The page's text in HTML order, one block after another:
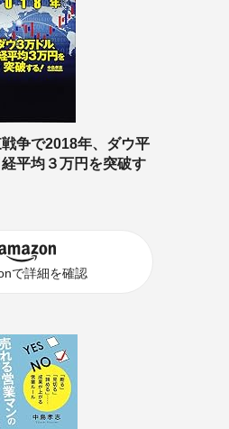
争で2018年、ダウ平
平均３万円を突破す
で詳細を確認